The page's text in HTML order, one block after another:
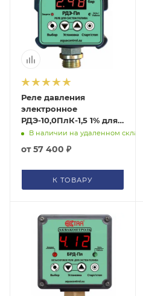
Реле давления
электронное
РДЭ-10,0ПлК-1,5 1% для
систем полива с
(изолированный
Акваконтроль
В наличии на удаленном складе
от57 400 ₽
К ТОВАРУ